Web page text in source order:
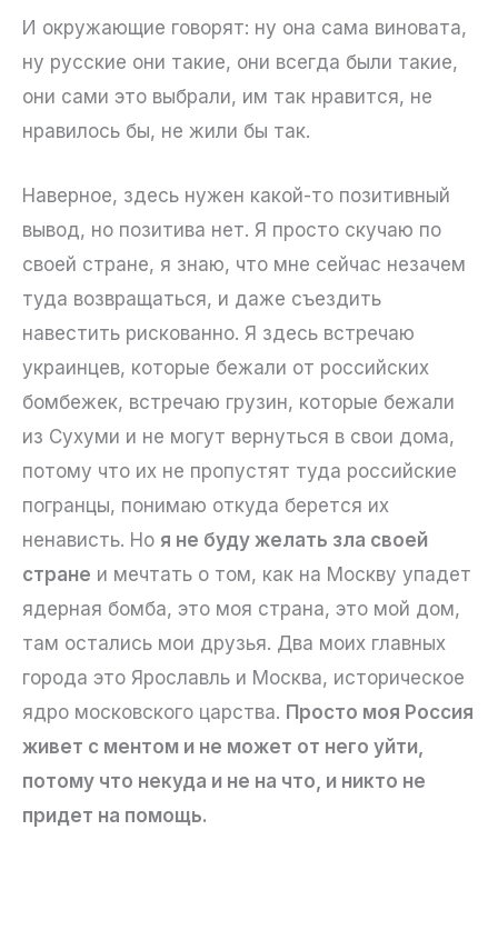
И окружающие говорят: ну она сама виновата,
ну русские они такие, они всегда были такие,
они сами это выбрали, им так нравится, не
нравилось бы, не жили бы так.
Наверное, здесь нужен какой-то позитивный
вывод, но позитива нет. Я просто скучаю по
своей стране, я знаю, что мне сейчас незачем
туда возвращаться, и даже съездить
навестить рискованно. Я здесь встречаю
украинцев, которые бежали от российских
бомбежек, встречаю грузин, которые бежали
из Сухуми и не могут вернуться в свои дома,
потому что их не пропустят туда российские
погранцы, понимаю откуда берется их
ненависть. Но я не буду желать зла своей
стране и мечтать о том, как на Москву упадет
ядерная бомба, это моя страна, это мой дом,
там остались мои друзья. Два моих главных
города это Ярославль и Москва, историческое
ядро московского царства. Просто моя Россия
живет с ментом и не может от него уйти,
потому что некуда и не на что, и никто не
придет на помощь.